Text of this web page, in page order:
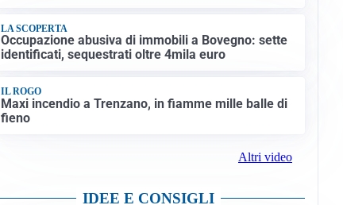
LA SCOPERTA
Occupazione abusiva di immobili a Bovegno: sette
identificati, sequestrati oltre 4mila euro
IL ROGO
Maxi incendio a Trenzano, in fiamme mille balle di
fieno
Altri video
IDEE E CONSIGLI